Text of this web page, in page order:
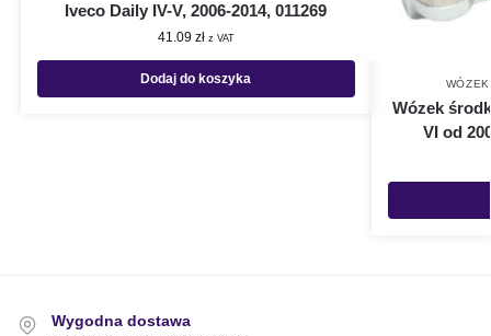
Iveco Daily IV-V, 2006-2014, 011269
41.09 zł z VAT
Dodaj do koszyka
Wózek
VI od
Wygodna dostawa